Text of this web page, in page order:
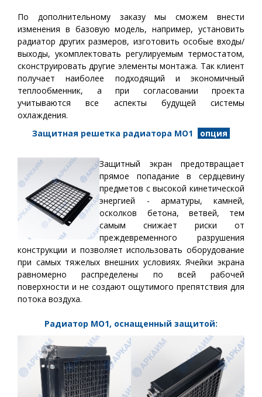
По дополнительному заказу мы сможем внести
изменения в базовую модель, например, установить
радиатор других размеров, изготовить особые входы/
выходы, укомплектовать регулируемым термостатом,
сконструировать другие элементы монтажа. Так клиент
получает наиболее подходящий и экономичный
теплообменник, а при согласовании проекта
учитываются все аспекты будущей системы
охлаждения.
Защитная решетка радиатора МО1
опция
Защитный экран предотвращает
прямое попадание в сердцевину
предметов с высокой кинетической
энергией - арматуры, камней,
осколков бетона, ветвей, тем
самым снижает риски от
преждевременного разрушения
конструкции и позволяет использовать оборудование
при самых тяжелых внешних условиях. Ячейки экрана
равномерно распределены по всей рабочей
поверхности и не создают ощутимого препятствия для
потока воздуха.
Радиатор МО1, оснащенный защитой: